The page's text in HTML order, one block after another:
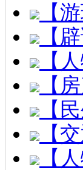
【
【
【
【
【
【
【